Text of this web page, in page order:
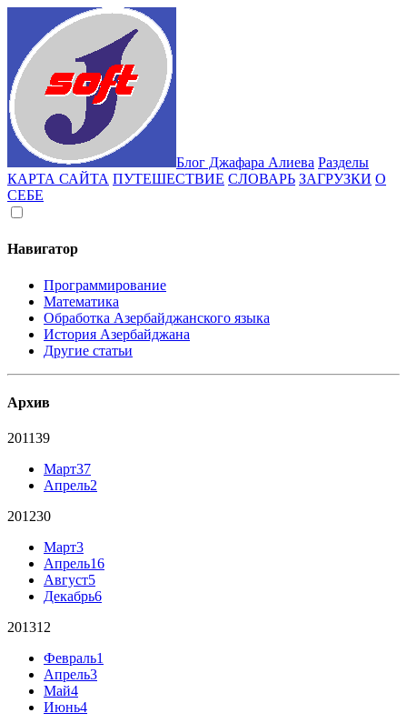
Блог Джафара Алиева Разделы
КАРТА САЙТА ПУТЕШЕСТВИЕ СЛОВАРЬ ЗАГРУЗКИ О
СЕБЕ
Навигатор
Программирование
Математика
Обработка Азербайджанского языка
История Азербайджана
Другие статьи
Архив
201139
Март37
Апрель2
201230
Март3
Апрель16
Август5
Декабрь6
201312
Февраль1
Апрель3
Май4
Июнь4